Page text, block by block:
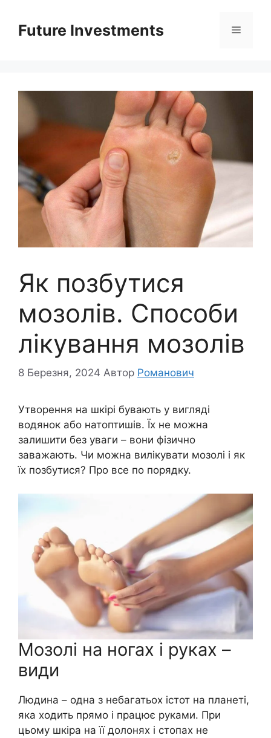
вмістуFuture Investments Меню
Як позбутися
мозолів. Способи
лікування мозолів
8 Березня, 2024 Автор Романович
Утворення на шкірі бувають у вигляді
водянок або натоптишів. Їх не можна
залишити без уваги – вони фізично
заважають. Чи можна вилікувати мозолі і як
їх позбутися? Про все по порядку.
Мозолі на ногах і руках –
види
Людина – одна з небагатьох істот на планеті,
яка ходить прямо і працює руками. При
цьому шкіра на її долонях і стопах не